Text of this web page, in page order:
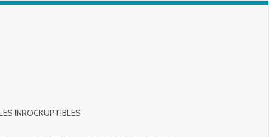
INROCKUPTIBLES